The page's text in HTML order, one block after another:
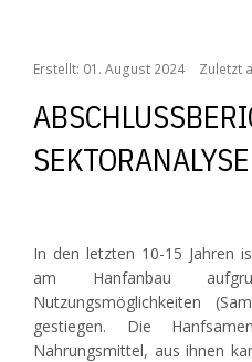
Erstellt: 01. August 2024 Zuletzt
In den letzten 10-15 Jahren
am Hanfanbau
Nutzungsmöglichkeiten
gestiegen. Die
Nahrungsmittel, aus ihnen